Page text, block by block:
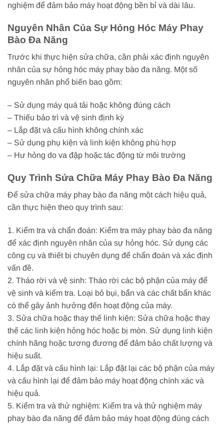
nghiệm để đảm bảo máy hoạt động bền bỉ và dài lâu.
Nguyên Nhân Của Sự Hỏng Hóc Máy Phay
Bào Đa Năng
Trước khi thực hiện sửa chữa, cần phải xác định nguyên
nhân của sự hỏng hóc máy phay bào đa năng. Một số
nguyên nhân phổ biến bao gồm:
– Sử dụng máy quá tải hoặc không đúng cách
– Thiếu bảo trì và vệ sinh định kỳ
– Lắp đặt và cấu hình không chính xác
– Sử dụng phụ kiện và linh kiện không phù hợp
– Hư hỏng do va đập hoặc tác động từ môi trường
Quy Trình Sửa Chữa Máy Phay Bào Đa Năng
Để sửa chữa máy phay bào đa năng một cách hiệu quả,
cần thực hiện theo quy trình sau:
1. Kiểm tra và chẩn đoán: Kiểm tra máy phay bào đa năng
để xác định nguyên nhân của sự hỏng hóc. Sử dụng các
công cụ và thiết bị chuyên dụng để chẩn đoán và xác định
vấn đề.
2. Tháo rời và vệ sinh: Tháo rời các bộ phận của máy để
vệ sinh và kiểm tra. Loại bỏ bụi, bẩn và các chất bẩn khác
có thể gây ảnh hưởng đến hoạt động của máy.
3. Sửa chữa hoặc thay thế linh kiện: Sửa chữa hoặc thay
thế các linh kiện hỏng hóc hoặc bị mòn. Sử dụng linh kiện
chính hãng hoặc tương đương để đảm bảo chất lượng và
hiệu suất.
4. Lắp đặt và cấu hình lại: Lắp đặt lại các bộ phận của máy
và cấu hình lại để đảm bảo máy hoạt động chính xác và
hiệu quả.
5. Kiểm tra và thử nghiệm: Kiểm tra và thử nghiệm máy
phay bào đa năng để đảm bảo máy hoạt động đúng cách